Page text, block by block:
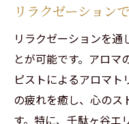
リラクゼーション
リラクゼーションを通
とが可能です。アロマ
ピストによるアロマト
の疲れを癒し、心のス
す。特に、千駄ヶ谷エ